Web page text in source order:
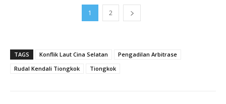
1 2
TAGS Konflik Laut Cina Selatan
Pengadilan Arbitrase
Rudal Kendali Tiongkok
Tiongkok